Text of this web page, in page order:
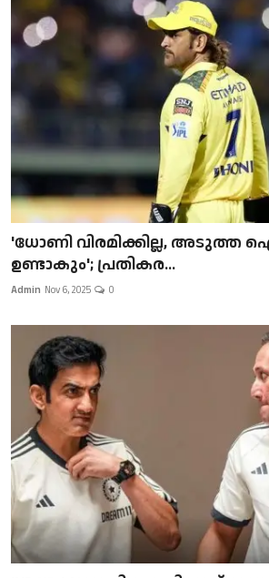
'ധോണി വിരമിക്കില്ല, അടുത്ത
ഉണ്ടാകും'; പ്രതികര...
Admin Nov 6, 2025 0